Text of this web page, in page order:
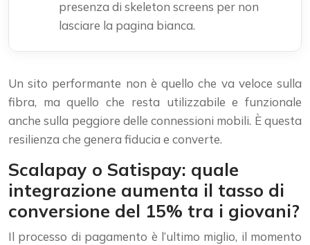
presenza di skeleton screens per non
lasciare la pagina bianca.
Un sito performante non è quello che va veloce sulla
fibra, ma quello che resta utilizzabile e funzionale
anche sulla peggiore delle connessioni mobili. È questa
resilienza che genera fiducia e converte.
Scalapay o Satispay: quale
integrazione aumenta il tasso di
conversione del 15% tra i giovani?
Il processo di pagamento è l’ultimo miglio, il momento